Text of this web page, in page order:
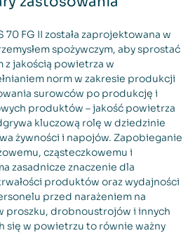
FG II została zaprojektowana w
spożywczym, aby sprostać
z jakością powietrza w
norm w zakresie produkcji
surowców po produkcję i
produktów – jakość powietrza
kluczową rolę w dziedzinie
żywności i napojów. Zapobieganie
cząsteczkowemu i
zasadnicze znaczenie dla
produktów oraz wydajności
przed narażeniem na
proszku, drobnoustrojów i innych
się w powietrzu to równie ważny